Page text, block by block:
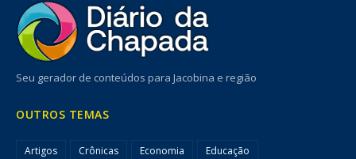
Seu gerador de conteúdos para Jacobina e região
OUTROS TEMAS
Artigos Crônicas Economia
Educação